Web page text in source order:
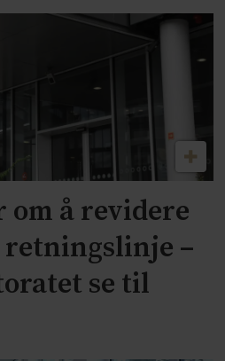
om å revidere
–
se til